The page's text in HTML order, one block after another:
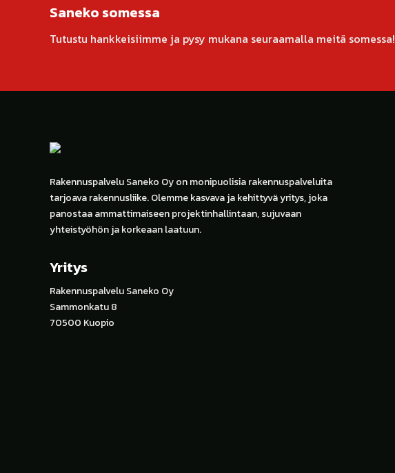
Saneko somessa
Tutustu hankkeisiimme ja pysy mukana seuraamalla meitä somessa!
Rakennuspalvelu Saneko Oy on monipuolisia rakennuspalveluita
tarjoava rakennusliike. Olemme kasvava ja kehittyvä yritys, joka
panostaa ammattimaiseen projektinhallintaan, sujuvaan
yhteistyöhön ja korkeaan laatuun.
Yritys
Rakennuspalvelu Saneko Oy
Sammonkatu 8
70500 Kuopio